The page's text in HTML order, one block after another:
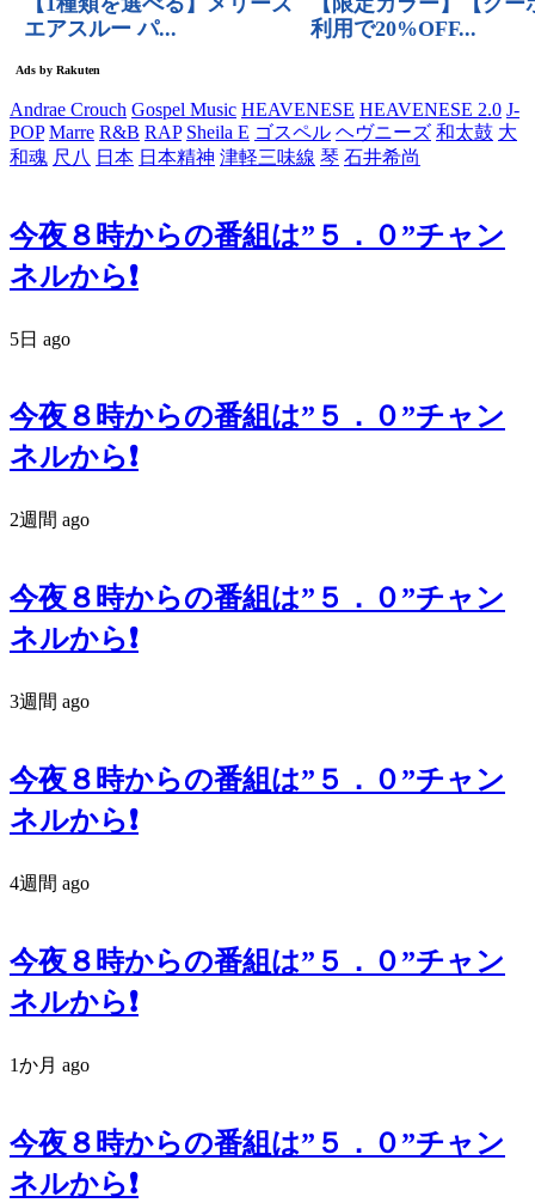
Andrae Crouch Gospel Music HEAVENESE HEAVENESE 2.0 J-
POP Marre R&B RAP Sheila E ゴスペル ヘヴニーズ 和太鼓 大
和魂 尺八 日本 日本精神 津軽三味線 琴 石井希尚
今夜８時からの番組は”５．０”チャン
ネルから❗️
5日 ago
今夜８時からの番組は”５．０”チャン
ネルから❗️
2週間 ago
今夜８時からの番組は”５．０”チャン
ネルから❗️
3週間 ago
今夜８時からの番組は”５．０”チャン
ネルから❗️
4週間 ago
今夜８時からの番組は”５．０”チャン
ネルから❗️
1か月 ago
今夜８時からの番組は”５．０”チャン
ネルから❗️